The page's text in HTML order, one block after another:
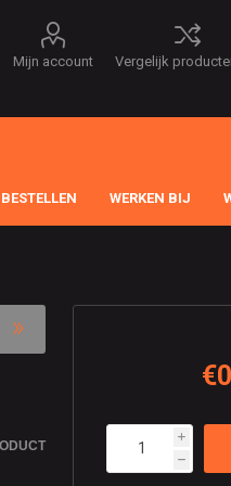
Mijn account Vergelijk
WERKEN BIJ
i
h